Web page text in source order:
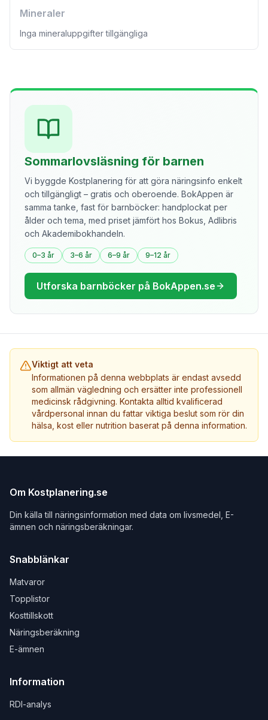
Mineraler
Inga mineraluppgifter tillgängliga
Sommarlovsläsning för barnen
Vi byggde Kostplanering för att göra näringsinfo enkelt
och tillgängligt – gratis och oberoende. BokAppen är
samma tanke, fast för barnböcker: handplockat per
ålder och tema, med priset jämfört hos Bokus, Adlibris
och Akademibokhandeln.
0–3 år 3–6 år 6–9 år 9–12 år
Utforska barnböcker på BokAppen.se
Viktigt att veta
Informationen på denna webbplats är endast avsedd
som allmän vägledning och ersätter inte professionell
medicinsk rådgivning. Kontakta alltid kvalificerad
vårdpersonal innan du fattar viktiga beslut som rör din
hälsa, kost eller nutrition baserat på denna information.
Om Kostplanering.se
Din källa till näringsinformation med data om livsmedel, E-
ämnen och näringsberäkningar.
Snabblänkar
Matvaror
Topplistor
Kosttillskott
Näringsberäkning
E-ämnen
Information
RDI-analys